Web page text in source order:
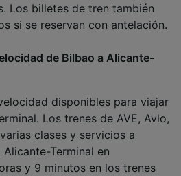
Los billetes de tren también
si se reservan con antelación.
de Bilbao a Alicante-
disponibles para viajar
Los trenes de AVE, Avlo,
clases y servicios a
Terminal en
y 9 minutos en los trenes